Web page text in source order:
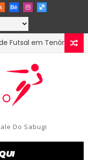
em Tenório-PB
Do Sabugi